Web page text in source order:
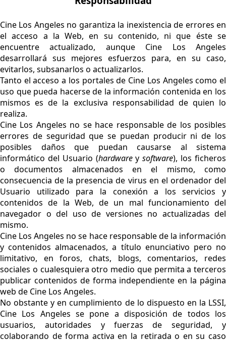
Cine Los Angeles no garantiza la inexistencia de errores en
el acceso a la Web, en su contenido, ni que éste se
encuentre actualizado, aunque Cine Los Angeles
desarrollará sus mejores esfuerzos para, en su caso,
evitarlos, subsanarlos o actualizarlos.
Tanto el acceso a los portales de Cine Los Angeles como el
uso que pueda hacerse de la información contenida en los
mismos es de la exclusiva responsabilidad de quien lo
realiza.
Cine Los Angeles no se hace responsable de los posibles
errores de seguridad que se puedan producir ni de los
posibles daños que puedan causarse al sistema
informático del Usuario (hardwareysoftware), los ficheros
o documentos almacenados en el mismo, como
consecuencia de la presencia de virus en el ordenador del
Usuario utilizado para la conexión a los servicios y
contenidos de la Web, de un mal funcionamiento del
navegador o del uso de versiones no actualizadas del
mismo.
Cine Los Angeles no se hace responsable de la información
y contenidos almacenados, a título enunciativo pero no
limitativo, en foros, chats, blogs, comentarios, redes
sociales o cualesquiera otro medio que permita a terceros
publicar contenidos de forma independiente en la página
web de Cine Los Angeles.
No obstante y en cumplimiento de lo dispuesto en la LSSI,
Cine Los Angeles se pone a disposición de todos los
usuarios, autoridades y fuerzas de seguridad, y
colaborando de forma activa en la retirada o en su caso